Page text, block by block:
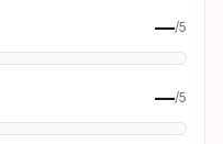
—/5
—/5